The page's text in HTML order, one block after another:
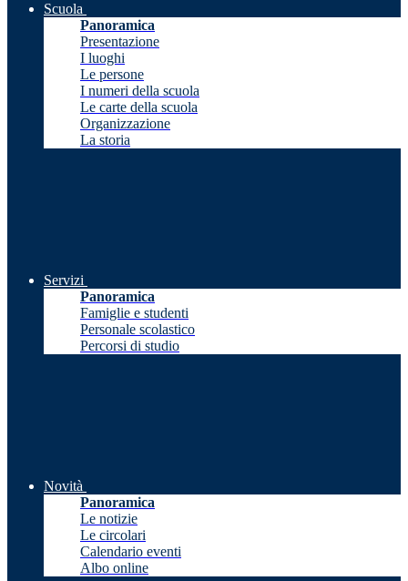
Scuola
Panoramica
Presentazione
I luoghi
Le persone
I numeri della scuola
Le carte della scuola
Organizzazione
La storia
Servizi
Panoramica
Famiglie e studenti
Personale scolastico
Percorsi di studio
Novità
Panoramica
Le notizie
Le circolari
Calendario eventi
Albo online